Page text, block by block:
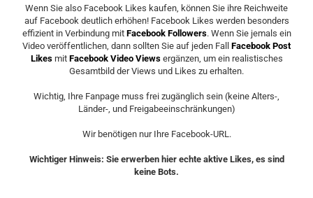
Wenn Sie also Facebook Likes kaufen, können Sie ihre Reichweite
auf Facebook deutlich erhöhen! Facebook Likes werden besonders
effizient in Verbindung mit Facebook Followers. Wenn Sie jemals ein
Video veröffentlichen, dann sollten Sie auf jeden Fall Facebook Post
Likesmit Facebook Video Viewsergänzen, um ein realistisches
Gesamtbild der Views und Likes zu erhalten.
Wichtig, Ihre Fanpage muss frei zugänglich sein (keine Alters-,
Länder-, und Freigabeeinschränkungen)
Wir benötigen nur Ihre Facebook-URL.
Wichtiger Hinweis: Sie erwerben hier echte aktive Likes, es sind
keine Bots.